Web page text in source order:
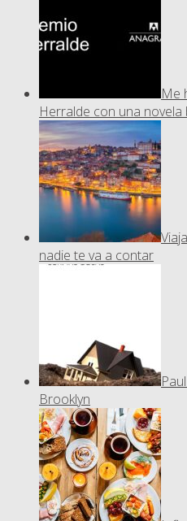
Me
Herralde con una novela
nadie te va a contar
Brooklyn